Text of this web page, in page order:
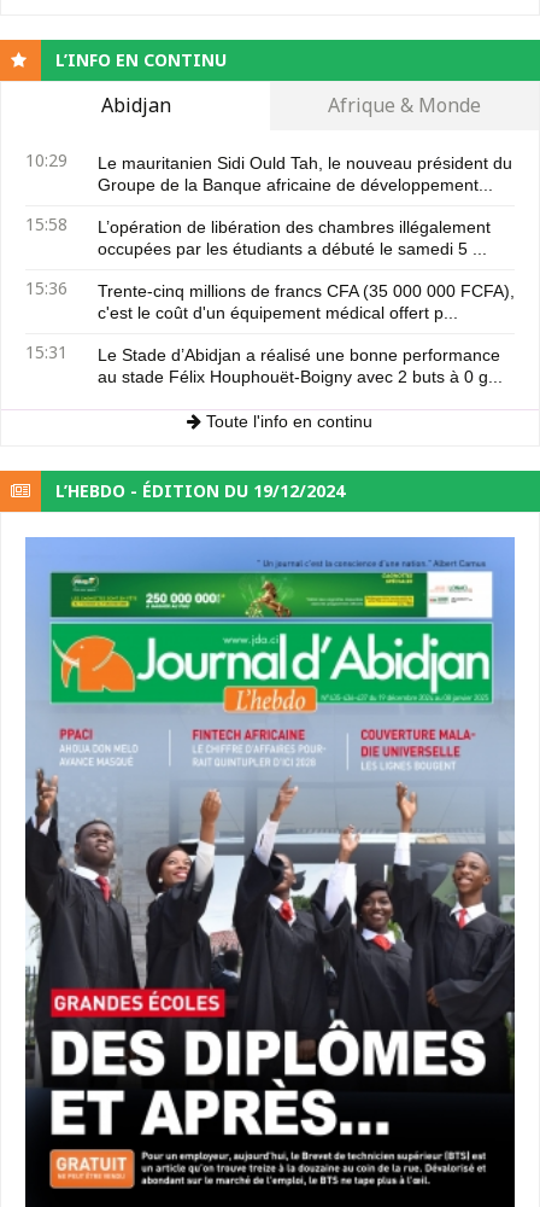
L’INFO EN CONTINU
Abidjan Afrique & Monde
10:29
Le mauritanien Sidi Ould Tah, le nouveau président du
Groupe de la Banque africaine de développement...
15:58
L’opération de libération des chambres illégalement
occupées par les étudiants a débuté le samedi 5 ...
15:36
Trente-cinq millions de francs CFA (35 000 000 FCFA),
c'est le coût d'un équipement médical offert p...
15:31
Le Stade d’Abidjan a réalisé une bonne performance
au stade Félix Houphouët-Boigny avec 2 buts à 0 g...
Toute l'info en continu
L’HEBDO - ÉDITION DU 19/12/2024